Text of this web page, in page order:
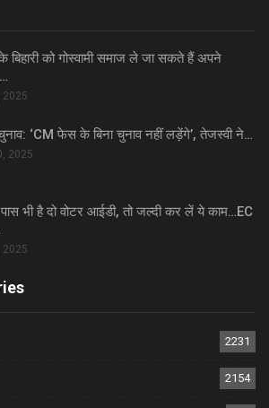
बिहारी को गोस्वामी समाज ले जा सकते हैं अपने
2025
चुनाव: ‘CM फेस के बिना चुनाव नहीं लड़ेंगे’, तेजस्वी ने…
2025
भी है दो वोटर आईडी, तो जल्दी कर लें ये काम…EC
2025
2231
2154